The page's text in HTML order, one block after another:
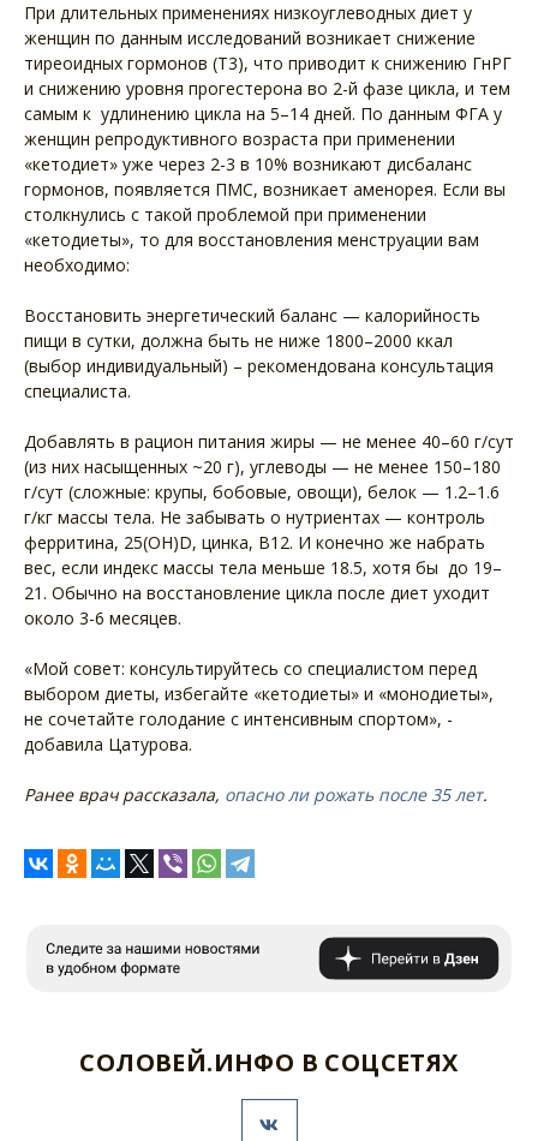
При длительных применениях низкоуглеводных диет у
женщин по данным исследований возникает снижение
тиреоидных гормонов (Т3), что приводит к снижению ГнРГ
и снижению уровня прогестерона во 2-й фазе цикла, и тем
самым к удлинению цикла на 5–14 дней. По данным ФГА у
женщин репродуктивного возраста при применении
«кетодиет» уже через 2-3 в 10% возникают дисбаланс
гормонов, появляется ПМС, возникает аменорея. Если вы
столкнулись с такой проблемой при применении
«кетодиеты», то для восстановления менструации вам
необходимо:
Восстановить энергетический баланс — калорийность
пищи в сутки, должна быть не ниже 1800–2000 ккал
(выбор индивидуальный) – рекомендована консультация
специалиста.
Добавлять в рацион питания жиры — не менее 40–60 г/сут
(из них насыщенных ~20 г), углеводы — не менее 150–180
г/сут (сложные: крупы, бобовые, овощи), белок — 1.2–1.6
г/кг массы тела. Не забывать о нутриентах — контроль
ферритина, 25(OH)D, цинка, B12. И конечно же набрать
вес, если индекс массы тела меньше 18.5, хотя бы до 19–
21. Обычно на восстановление цикла после диет уходит
около 3-6 месяцев.
«Мой совет: консультируйтесь со специалистом перед
выбором диеты, избегайте «кетодиеты» и «монодиеты»,
не сочетайте голодание с интенсивным спортом», -
добавила Цатурова.
Ранее врач рассказала, опасно ли рожать после 35 лет.
СОЛОВЕЙ.ИНФО В СОЦСЕТЯХ